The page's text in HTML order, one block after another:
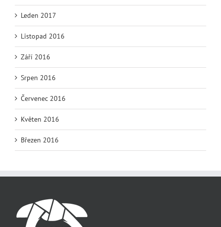
Leden 2017
Listopad 2016
Září 2016
Srpen 2016
Červenec 2016
Květen 2016
Březen 2016